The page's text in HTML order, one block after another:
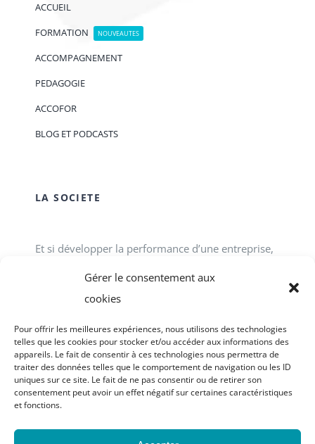
Gérer le consentement aux
cookies
Pour offrir les meilleures expériences, nous utilisons des technologies
telles que les cookies pour stocker et/ou accéder aux informations des
appareils. Le fait de consentir à ces technologies nous permettra de
traiter des données telles que le comportement de navigation ou les ID
uniques sur ce site. Le fait de ne pas consentir ou de retirer son
consentement peut avoir un effet négatif sur certaines caractéristiques
et fonctions.
ACCUEIL
FORMATION
NOUVEAUTES
ACCOMPAGNEMENT
PEDAGOGIE
ACCOFOR
BLOG ET PODCASTS
LA SOCIETE
Et si développer la performance d’une entreprise,
d’une association, d’un service public passait tout
simplement par le développement des talents
vous propose des formations-actions.
© Copyright 2023 - 2026 | site réalisé parGraphic